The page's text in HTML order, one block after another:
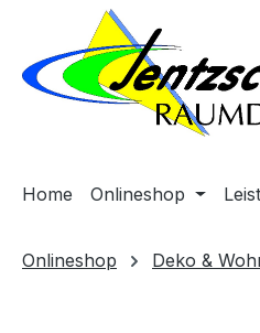
Hauptinhalt springen
Zur Suche springen
Zur Hauptnavigation
Home Onlineshop
Onlineshop Deko &